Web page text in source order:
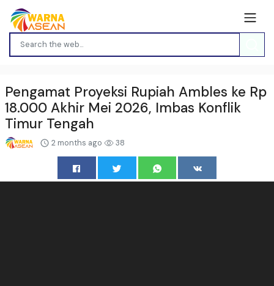
Pengamat Proyeksi Rupiah Ambles ke Rp
18.000 Akhir Mei 2026, Imbas Konflik
Timur Tengah
2 months ago 38